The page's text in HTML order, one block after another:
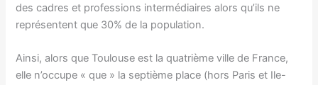
des cadres et professions intermédiaires alors qu’ils ne
représentent que 30% de la population.
Ainsi, alors que Toulouse est la quatrième ville de France,
elle n’occupe « que » la septième place (hors Paris et Ile-